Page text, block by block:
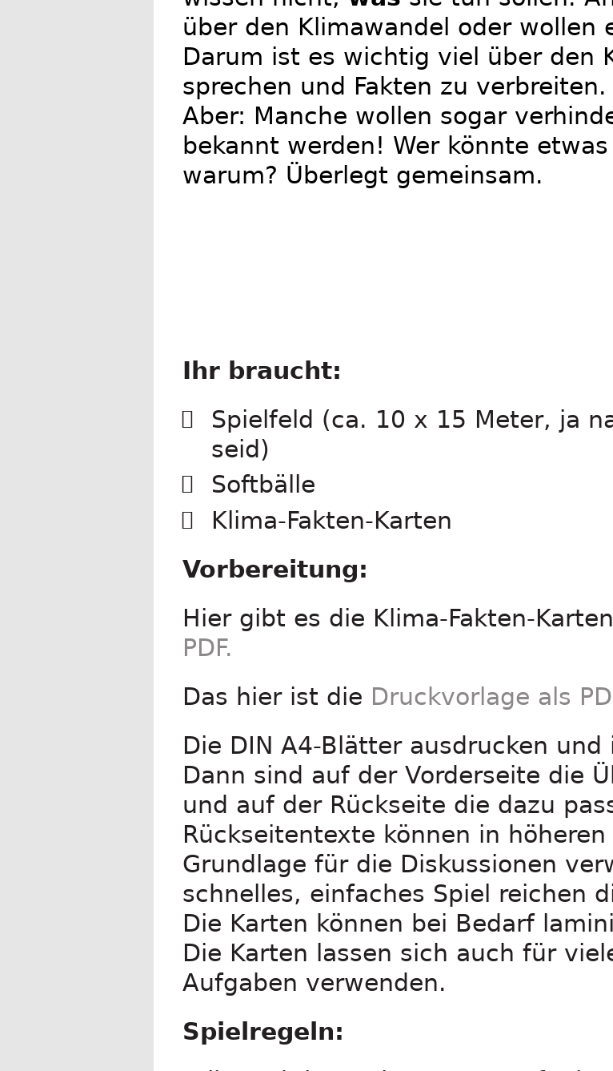
über den Klimawandel oder wollen
Darum ist es wichtig viel über den
sprechen und Fakten zu verbreiten.
Aber: Manche wollen sogar
bekannt werden! Wer könnte
warum? Überlegt gemeinsam.
Ihr braucht:
Spielfeld (ca. 10 x 15 Meter, ja
seid)
Softbälle
Klima-Fakten-Karten
Vorbereitung:
Hier gibt es die Klima-Fakten-
PDF.
Das hier ist die Druckvorlage als
Die DIN A4-Blätter ausdrucken
Dann sind auf der Vorderseite die
und auf der Rückseite die dazu
Rückseitentexte können in
Grundlage für die Diskussionen
schnelles, einfaches Spiel reichen
Die Karten können bei Bedarf
Die Karten lassen sich auch für
Aufgaben verwenden.
Spielregeln: